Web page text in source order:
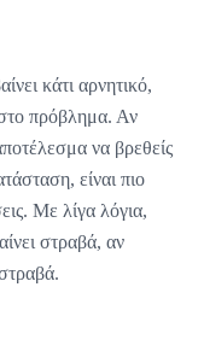
κάτι αρνητικό,
στο πρόβλημα. Αν
να βρεθείς
είναι πιο
Με λίγα λόγια,
στραβά, αν